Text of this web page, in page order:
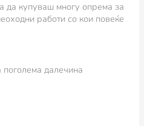
да купуваш многу опрема за
работи со кои повеќе
далечина